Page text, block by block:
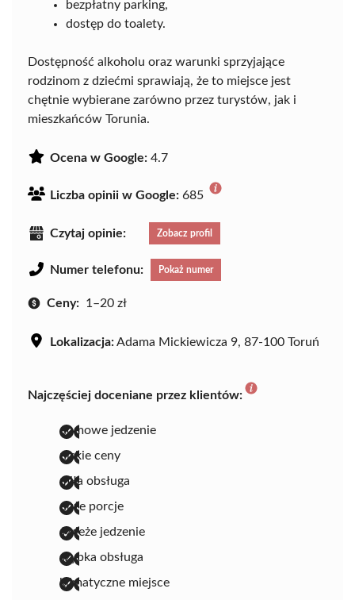
bezpłatny parking,
dostęp do toalety.
Dostępność alkoholu oraz warunki sprzyjające
rodzinom z dziećmi sprawiają, że to miejsce jest
chętnie wybierane zarówno przez turystów, jak i
mieszkańców Torunia.
Ocena w Google: 4.7
Liczba opinii w Google: 685
Czytaj opinie: Zobacz profil
Numer telefonu: Pokaż numer
Ceny: 1–20 zł
Lokalizacja:Adama Mickiewicza 9, 87-100 Toruń
Najczęściej doceniane przez klientów:
domowe jedzenie
niskie ceny
miła obsługa
duże porcje
świeże jedzenie
szybka obsługa
klimatyczne miejsce